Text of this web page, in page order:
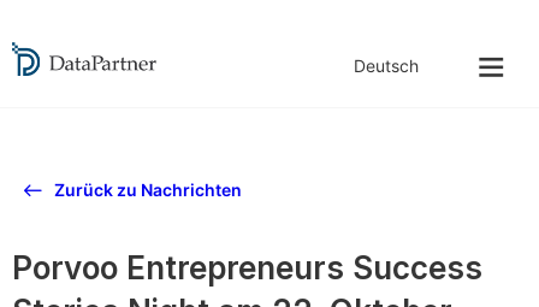
Zurück zu Nachrichten
Porvoo Entrepreneurs Success